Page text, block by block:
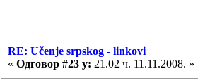
RE: Učenje srpskog - linkovi
« Одговор #23 у: 21.02 ч. 11.11.2008. »